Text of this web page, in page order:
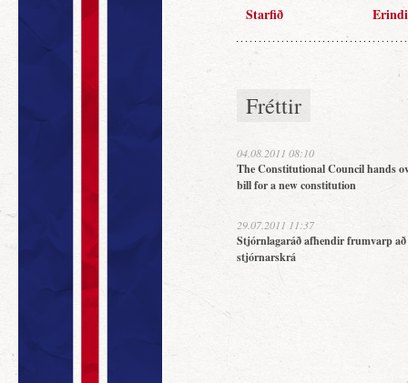
Starfið Erindi
Fréttir
04.08.2011 08:10
The Constitutional Council hands
bill for a new constitution
29.07.2011 11:37
Stjórnlagaráð afhendir frumvarp
stjórnarskrá